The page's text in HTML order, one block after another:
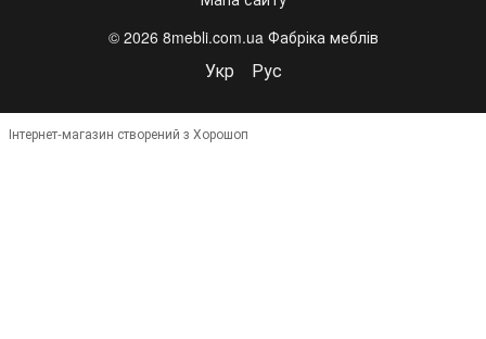
© 2026 8mebli.com.ua Фабріка меблів
Укр Рус
Інтернет-магазин створений з Хорошоп